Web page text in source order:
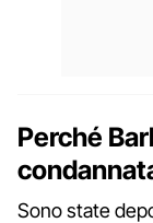
Perché
Sono state